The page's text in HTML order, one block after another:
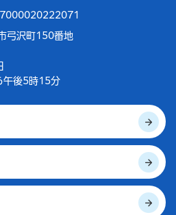
7000020222071
弓沢町150番地
午後5時15分